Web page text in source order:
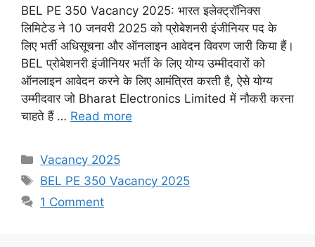
BEL PE 350 Vacancy 2025: भारत इलेक्ट्रॉनिक्स
लिमिटेड ने 10 जनवरी 2025 को प्रोबेशनरी इंजीनियर पद के
लिए भर्ती अधिसूचना और ऑनलाइन आवेदन विवरण जारी किया हैं।
BEL प्रोबेशनरी इंजीनियर भर्ती के लिए योग्य उम्मीदवारों को
ऑनलाइन आवेदन करने के लिए आमंत्रित करती है, ऐसे योग्य
उम्मीदवार जो Bharat Electronics Limited में नौकरी करना
चाहते हैं … Read more
Categories
Vacancy 2025
Tags
BEL PE 350 Vacancy 2025
1 Comment